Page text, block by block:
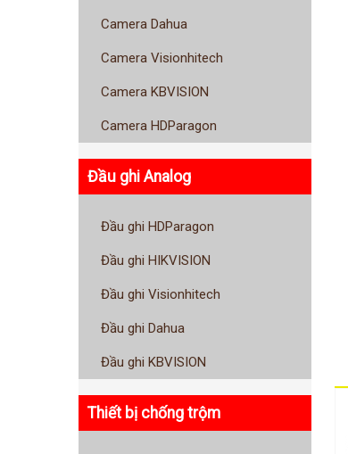
Camera Dahua
Camera Visionhitech
Camera KBVISION
Camera HDParagon
Đầu ghi Analog
Đầu ghi HDParagon
Đầu ghi HIKVISION
Đầu ghi Visionhitech
Đầu ghi Dahua
Đầu ghi KBVISION
Thiết bị chống trộm